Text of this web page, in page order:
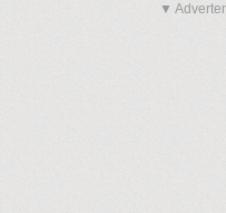
▼